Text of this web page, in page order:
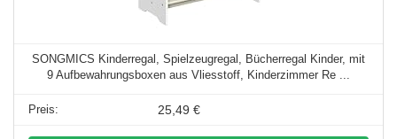
SONGMICS Kinderregal, Spielzeugregal, Bücherregal Kinder, mit
9 Aufbewahrungsboxen aus Vliesstoff, Kinderzimmer Re ...
25,49 €